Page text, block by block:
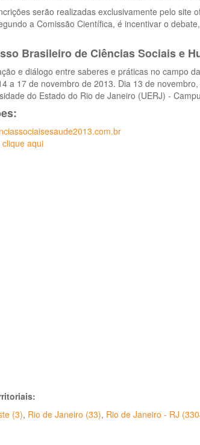
serão realizadas exclusivamente pelo site
a Comissão Científica, é incentivar o
Brasileiro de Ciências Sociais e
e diálogo entre saberes e práticas no campo
a 17 de novembro de 2013. Dia 13 de
do Estado do Rio de Janeiro (UERJ) -
clique aqui
(3), Rio de Janeiro (33), Rio de Janeiro - RJ